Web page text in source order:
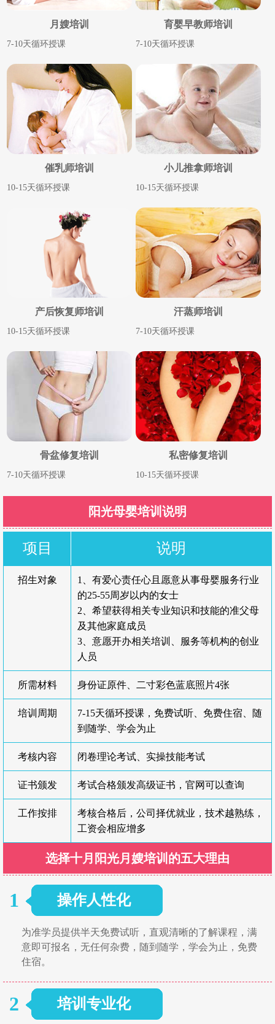
月嫂培训
7-10天循环授课
育婴早教师培训
7-10天循环授课
催乳师培训
10-15天循环授课
小儿推拿师培训
10-15天循环授课
产后恢复师培训
10-15天循环授课
汗蒸师培训
7-10天循环授课
骨盆修复培训
7-10天循环授课
私密修复培训
10-15天循环授课
阳光母婴培训说明
项目 说明
招生对象
1、有爱心责任心且愿意从事母婴服务行业
的25-55周岁以内的女士
2、希望获得相关专业知识和技能的准父母
及其他家庭成员
3、意愿开办相关培训、服务等机构的创业
人员
所需材料 身份证原件、二寸彩色蓝底照片4张
培训周期
7-15天循环授课，免费试听、免费住宿、随
到随学、学会为止
考核内容 闭卷理论考试、实操技能考试
证书颁发 考试合格颁发高级证书，官网可以查询
工作按排
考核合格后，公司择优就业，技术越熟练，
工资会相应增多
选择十月阳光月嫂培训的五大理由
1 操作人性化
为准学员提供半天免费试听，直观清晰的了解课程，满
意即可报名，无任何杂费，随到随学，学会为止，免费
住宿。
2 培训专业化